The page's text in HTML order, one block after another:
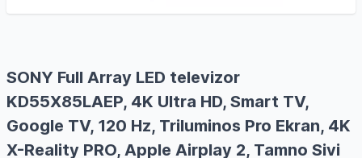
SONY Full Array LED televizor
KD55X85LAEP, 4K Ultra HD, Smart TV,
Google TV, 120 Hz, Triluminos Pro Ekran, 4K
X-Reality PRO, Apple Airplay 2, Tamno Sivi